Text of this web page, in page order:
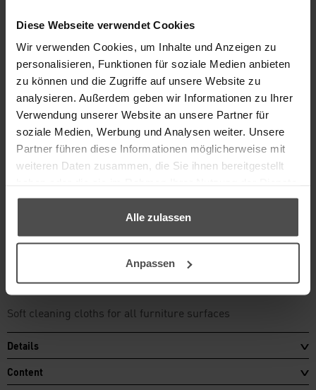
Diese Webseite verwendet Cookies
Wir verwenden Cookies, um Inhalte und Anzeigen zu
personalisieren, Funktionen für soziale Medien anbieten
zu können und die Zugriffe auf unsere Website zu
analysieren. Außerdem geben wir Informationen zu Ihrer
Verwendung unserer Website an unsere Partner für
soziale Medien, Werbung und Analysen weiter. Unsere
Partner führen diese Informationen möglicherweise mit
weiteren Daten zusammen, die Sie ihnen bereitgestellt
gesammelt haben.
Alle zulassen
Anpassen
3,25 €
incl. VAT, plus
TO THE PRODUCT
Soft cleaning cloths for all furniture surfaces
Details
Content